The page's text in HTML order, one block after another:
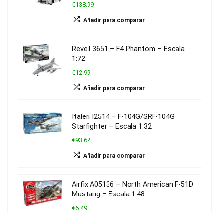
€138.99
Añadir para comparar
Revell 3651 – F4 Phantom – Escala
1:72
€12.99
Añadir para comparar
Italeri I2514 – F-104G/SRF-104G
Starfighter – Escala 1:32
€93.62
Añadir para comparar
Airfix A05136 – North American F-51D
Mustang – Escala 1:48
€6.49